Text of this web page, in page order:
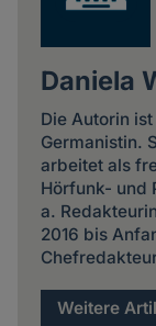
Daniela
Die Autorin
Germanistin.
arbeitet als
Hörfunk- und
a.
2016 bis
Weitere